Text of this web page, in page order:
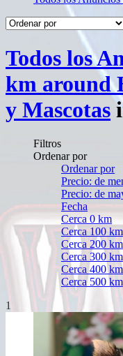
Todos los
km around
y Mascotas
Filtros
Ordenar por
Ordenar por
Precio: de
Precio: de
Fecha
Cerca 0 km
Cerca 100 km
Cerca 200 km
Cerca 300 km
Cerca 400 km
Cerca 500 km
1